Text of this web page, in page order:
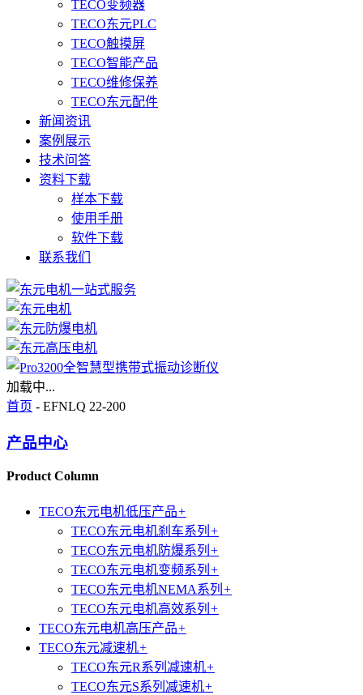
TECO变频器
TECO东元PLC
TECO触摸屏
TECO智能产品
TECO维修保养
TECO东元配件
新闻资讯
案例展示
技术问答
资料下载
样本下载
使用手册
软件下载
联系我们
加载中...
首页 - EFNLQ 22-200
产品中心
Product Column
TECO东元电机低压产品+
TECO东元电机刹车系列 +
TECO东元电机防爆系列 +
TECO东元电机变频系列 +
TECO东元电机NEMA系列 +
TECO东元电机高效系列 +
TECO东元电机高压产品+
TECO东元减速机+
TECO东元R系列减速机+
TECO东元S系列减速机+